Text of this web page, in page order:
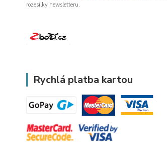
rozesílky newsletteru.
Rychlá platba kartou